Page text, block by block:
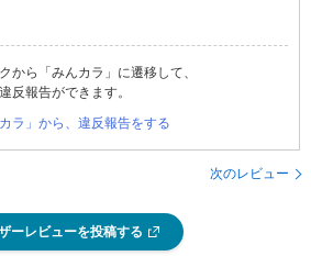
から「みんカラ」に遷移して、
違反報告ができます。
カラ」から、違反報告をする
次のレビュー
ーレビューを投稿する